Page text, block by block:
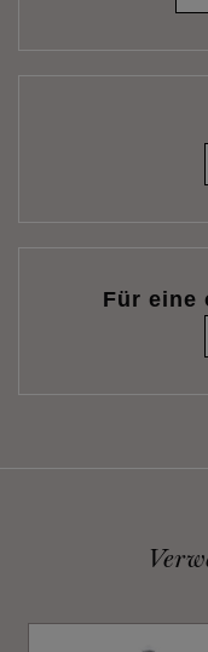
Für eine